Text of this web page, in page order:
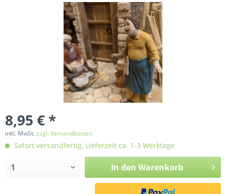
8,95 € *
inkl. MwSt.zzgl. Versandkosten
Sofort versandfertig, Lieferzeit ca. 1-3 Werktage
In den Warenkorb